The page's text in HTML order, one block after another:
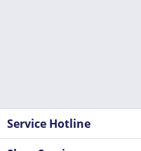
Service Hotline